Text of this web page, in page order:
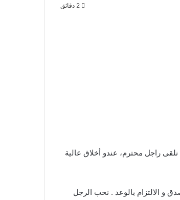
نحب نلقى راجل محترم، عندو أخلاق عالية
و الالتزام بالوعد . نحب الرجل